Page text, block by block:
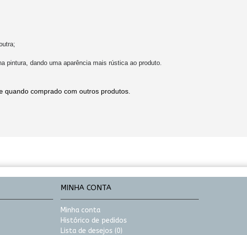
pintura, dando uma aparência mais rústica ao produto.
comprado com outros produtos.
MINHA CONTA
Minha conta
Histórico de pedidos
Lista de desejos (0)